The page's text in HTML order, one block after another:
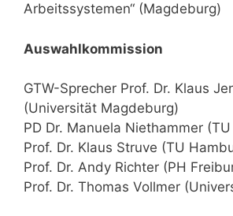
Arbeitssystemen“ (Magdeburg)
Auswahlkommission
GTW-Sprecher Prof. Dr. Klaus
(Universität Magdeburg)
PD Dr. Manuela Niethammer
Prof. Dr. Klaus Struve (TU
Prof. Dr. Andy Richter (PH
Prof. Dr. Thomas Vollmer